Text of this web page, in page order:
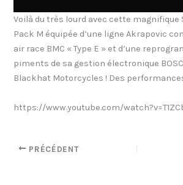
Voilà du très lourd avec cette magnifique
Pack M équipée d’une ligne Akrapovic
air race BMC « Type E » et d’une
piments de sa gestion électronique
Blackhat Motorcycles ! Des
https://www.youtube.com/
PRÉCÉDENT